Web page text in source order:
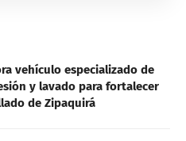
vehículo especializado de
y lavado para fortalecer
de Zipaquirá